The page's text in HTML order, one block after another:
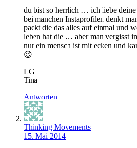
du bist so herrlich … ich liebe
bei manchen Instaprofilen denkt
packt die das alles auf einmal und
leben hat die … aber man vergisst
nur ein mensch ist mit ecken und
😉
LG
Tina
Antworten
Thinking Movements
15. Mai 2014